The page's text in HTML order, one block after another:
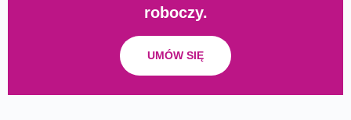
roboczy.
UMÓW SIĘ